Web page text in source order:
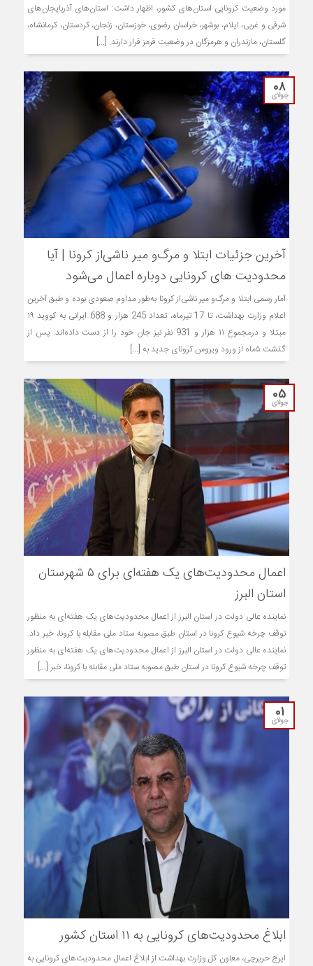
مورد وضعیت کرونایی استان‌های کشور، اظهار داشت: استان‌های آذربایجان‌های
شرقی و غربی، ایلام، بوشهر، خراسان رضوی، خوزستان، زنجان، کردستان، کرمانشاه،
گلستان، مازندران و هرمزگان در وضعیت قرمز قرار دارند. [...]
08
جولای
آخرین جزئیات ابتلا و مرگ‌و میر ناشی‌از کرونا | آیا
محدودیت های کرونایی دوباره اعمال می‌شود
آمار رسمی ابتلا و مرگ‌و میر ناشی‌از کرونا به‌طور مداوم صعودی بوده و طبق آخرین
اعلام وزارت بهداشت، تا 17 تیرماه، تعداد 245 هزار و 688 ایرانی به کووید ۱۹
مبتلا و درمجموع ۱۱ هزار و 931 نفر نیز جان خود را از دست داده‌اند. پس از
گذشت ۵ماه از ورود ویروس کرونای جدید به [...]
05
جولای
اعمال محدودیت‌های یک هفته‌ای برای ۵ شهرستان
استان البرز
نماینده عالی دولت در استان البرز از اعمال محدودیت‌های یک هفته‌ای به منظور
توقف چرخه شیوع کرونا در استان طبق مصوبه ستاد ملی مقابله با کرونا، خبر داد.
نماینده عالی دولت در استان البرز از اعمال محدودیت‌های یک هفته‌ای به منظور
توقف چرخه شیوع کرونا در استان طبق مصوبه ستاد ملی مقابله با کرونا، خبر [...]
01
جولای
ابلاغ محدودیت‌های کرونایی به ۱۱ استان کشور
ایرج حریرچی، معاون کل وزارت بهداشت از ابلاغ اعمال محدودیت‌های کرونایی به